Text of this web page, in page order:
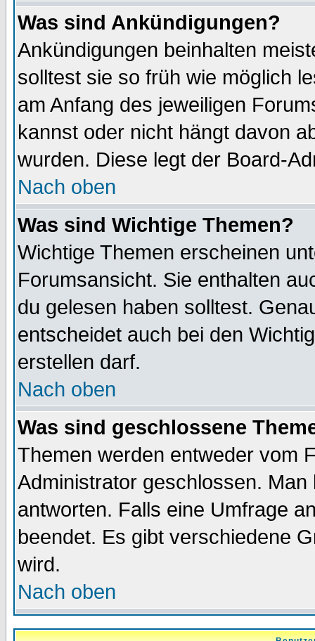
Was sind Ankündigungen?
Ankündigungen beinhalten
solltest sie so früh wie möglich
am Anfang des jeweiligen
kannst oder nicht hängt davon
wurden. Diese legt der Board-
Nach oben
Was sind Wichtige Themen?
Wichtige Themen erscheinen
Forumsansicht. Sie enthalten
du gelesen haben solltest.
entscheidet auch bei den
erstellen darf.
Nach oben
Was sind geschlossene
Themen werden entweder vom
Administrator geschlossen.
antworten. Falls eine Umfrage
beendet. Es gibt verschiedene
wird.
Nach oben